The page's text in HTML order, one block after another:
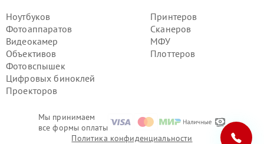
Мы принимаем
все формы оплаты
Ноутбуков
Фотоаппаратов
Видеокамер
Объективов
Фотовспышек
Цифровых биноклей
Проекторов
Принтеров
Сканеров
МФУ
Плоттеров
Перепрошивка, восстановление ПО
сканера Canon в г.
Перепрошивка, восстановление ПО
сканера Canon в г.
Перепрошивка, восстановление ПО
сканера Canon в г.
Перепрошивка, восстановление ПО
сканера Canon в г.
сканера Canon в г.
Перепрошивка, восстановление ПО
сканера Canon в г.Тюмень
Политика конфиденциальности